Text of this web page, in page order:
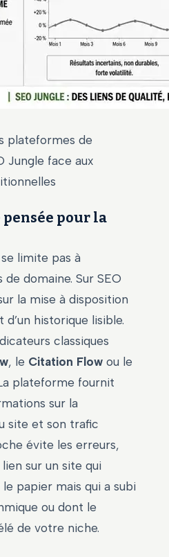
plateformes de
Jungle face aux
pour la
limite pas à
de domaine. Sur SEO
la mise à disposition
historique lisible.
classiques
, le Citation Flow ou le
plateforme fournit
sur la
site et son trafic
évite les erreurs,
lien sur un site qui
papier mais qui a subi
ou dont le
de votre niche.